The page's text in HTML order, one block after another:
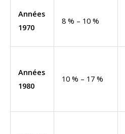
Années
1970
8 % – 10 %
Années
1980
10 % – 17 %